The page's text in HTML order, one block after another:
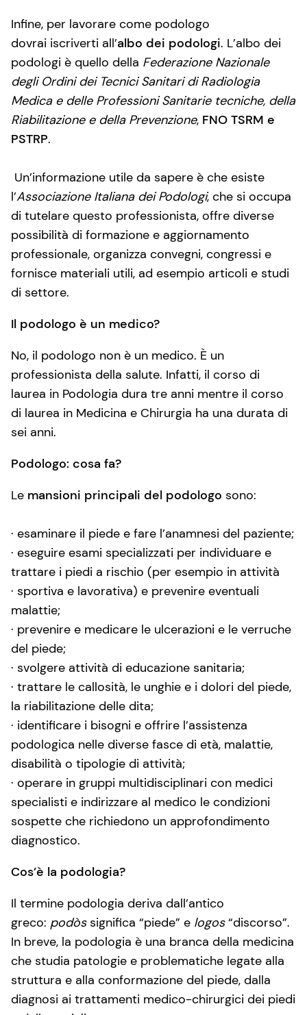
Infine, per lavorare come podologo
dovrai iscriverti all’albo dei podologi. L’albo dei
podologi è quello della Federazione Nazionale
degli Ordini dei Tecnici Sanitari di Radiologia
Medica e delle Professioni Sanitarie tecniche, della
Riabilitazione e della Prevenzione, FNO TSRM e
PSTRP.
Un’informazione utile da sapere è che esiste
l’Associazione Italiana dei Podologi, che si occupa
di tutelare questo professionista, offre diverse
possibilità di formazione e aggiornamento
professionale, organizza convegni, congressi e
fornisce materiali utili, ad esempio articoli e studi
di settore.
Il podologo è un medico?
No, il podologo non è un medico. È un
professionista della salute. Infatti, il corso di
laurea in Podologia dura tre anni mentre il corso
di laurea in Medicina e Chirurgia ha una durata di
sei anni.
Podologo: cosa fa?
Le mansioni principali del podologo sono:
· esaminare il piede e fare l’anamnesi del paziente;
· eseguire esami specializzati per individuare e
trattare i piedi a rischio (per esempio in attività
· sportiva e lavorativa) e prevenire eventuali
malattie;
· prevenire e medicare le ulcerazioni e le verruche
del piede;
· svolgere attività di educazione sanitaria;
· trattare le callosità, le unghie e i dolori del piede,
la riabilitazione delle dita;
· identificare i bisogni e offrire l’assistenza
podologica nelle diverse fasce di età, malattie,
disabilità o tipologie di attività;
· operare in gruppi multidisciplinari con medici
specialisti e indirizzare al medico le condizioni
sospette che richiedono un approfondimento
diagnostico.
Cos’è la podologia?
Il termine podologia deriva dall’antico
greco: podòssignifica “piede” e logos“discorso”.
In breve, la podologia è una branca della medicina
che studia patologie e problematiche legate alla
struttura e alla conformazione del piede, dalla
diagnosi ai trattamenti medico-chirurgici dei piedi